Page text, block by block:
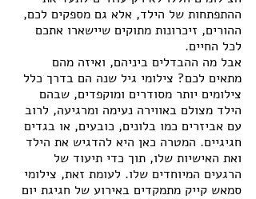
ההתפתחות של הילד, אלא גם מספקים לכם,
ההורים, זיכרונות מתוקים שיישארו אתכם
לכל החיים.
אבל מה ההבדלים ביניהם, ואיזה מהם
מתאים לכם? צילומי גיל שנה הם בדרך כלל
צילומים יותר מסודרים ומוקפדים, שבהם
הילד מצולם באווירה נעימה ומרגיעה, לרוב
עם אביזרים כמו בלונים, כובעים, או בגדים
חגיגיים. המטרה כאן היא להדגיש את הילד
ואת האישיות שלו, תוך כדי תיעוד של
הרגעים המיוחדים שלו. לעומת זאת, צילומי
סמאש קייק מתמקדים באירוע של חגיגת יום